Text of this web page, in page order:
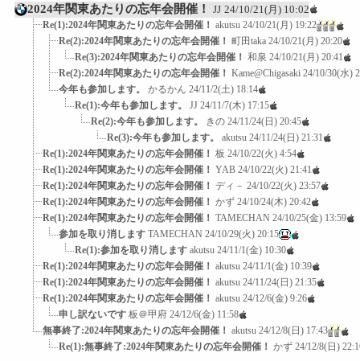
2024年関東あたりの忘年会開催！ JJ 24/10/21(月) 10:02
Re(1):2024年関東あたりの忘年会開催！ akutsu 24/10/21(月) 19:22
Re(2):2024年関東あたりの忘年会開催！ 町田taka 24/10/21(月) 20:20
Re(3):2024年関東あたりの忘年会開催！ 和泉 24/10/21(月) 20:41
Re(2):2024年関東あたりの忘年会開催！ Kame@Chigasaki 24/10/30(水)
今年も参加します。
かるかん 24/11/2(土) 18:14
Re(1):今年も参加します。
JJ 24/11/7(木) 17:15
Re(2):今年も参加します。
きの 24/11/24(日) 20:45
Re(3):今年も参加します。
akutsu 24/11/24(日) 21:31
Re(1):2024年関東あたりの忘年会開催！ 板 24/10/22(火) 4:54
Re(1):2024年関東あたりの忘年会開催！ YAB 24/10/22(火) 21:41
Re(1):2024年関東あたりの忘年会開催！ ディ－ 24/10/22(火) 23:57
Re(1):2024年関東あたりの忘年会開催！ かず 24/10/24(木) 20:42
Re(1):2024年関東あたりの忘年会開催！ TAMECHAN 24/10/25(金) 13:59
参加を取り消します TAMECHAN 24/10/29(火) 20:15
Re(1):参加を取り消します akutsu 24/11/1(金) 10:30
Re(1):2024年関東あたりの忘年会開催！ akutsu 24/11/1(金) 10:39
Re(1):2024年関東あたりの忘年会開催！ akutsu 24/11/24(日) 21:35
Re(1):2024年関東あたりの忘年会開催！ akutsu 24/12/6(金) 9:26
申し訳ないです 板＠甲府 24/12/6(金) 11:58
無事終了:2024年関東あたりの忘年会開催！ akutsu 24/12/8(日) 17:43
Re(1):無事終了:2024年関東あたりの忘年会開催！ かず 24/12/8(日)